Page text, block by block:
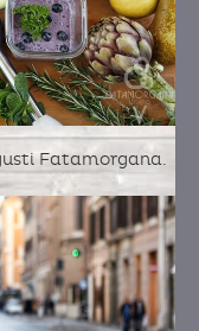
Fatamorgana.